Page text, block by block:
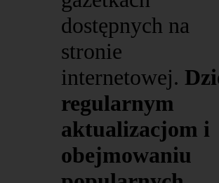
dostępnych na
stronie
internetowej.
regularnym
aktualizacjom i
obejmowaniu